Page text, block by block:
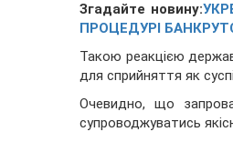
Згадайте новину:
ПРОЦЕДУРІ
Такою реакцією
для сприйняття як
Очевидно, що
супроводжуватись